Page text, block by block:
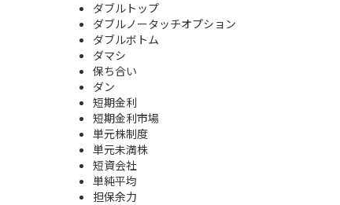
ダブルトップ
ダブルノータッチオプション
ダブルボトム
ダマシ
保ち合い
ダン
短期金利
短期金利市場
単元株制度
単元未満株
短資会社
単純平均
担保余力